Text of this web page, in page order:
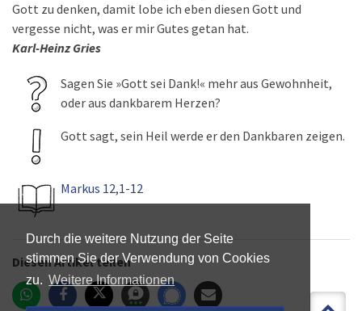
Durch die weitere Nutzung der Seite
stimmen Sie der Verwendung von Cookies
zu. Weitere Informationen
Gott zu denken, damit lobe ich eben diesen Gott und
vergesse nicht, was er mir Gutes getan hat.
Karl-Heinz Gries
Sagen Sie »Gott sei Dank!« mehr aus Gewohnheit,
oder aus dankbarem Herzen?
Gott sagt, sein Heil werde er den Dankbaren zeigen.
Markus 12,1-12
Diesen Artikel teilen